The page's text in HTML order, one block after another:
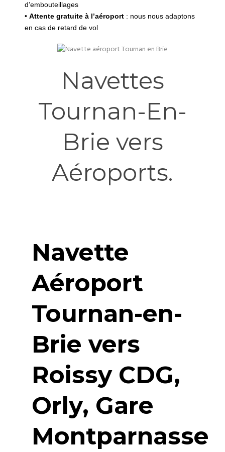
d’embouteillages
• Attente gratuite à l’aéroport : nous nous adaptons
en cas de retard de vol
Navettes
Tournan-En-
Brie vers
Aéroports.
Navette
Aéroport
Tournan-en-
Brie vers
Roissy CDG,
Orly, Gare
Montparnasse